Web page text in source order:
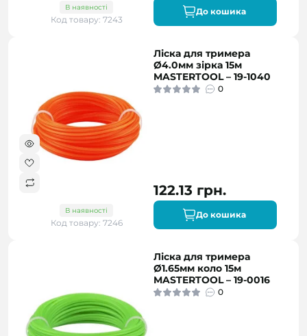
В наявності
Код товару: 7243
До кошика
В наявності
Код товару: 7246
Ліска для тримера
Ø4.0мм зірка 15м
MASTERTOOL – 19-1040
0
122.13 грн.
До кошика
Ліска для тримера
Ø1.65мм коло 15м
MASTERTOOL – 19-0016
0